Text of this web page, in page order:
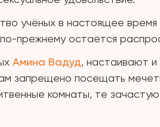
учёных в настоящее
прежнему остаётся
Амина Вадуд, настаивают
запрещено посещать
комнаты, те